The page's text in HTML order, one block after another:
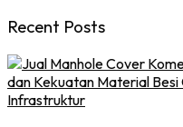
Recent Posts